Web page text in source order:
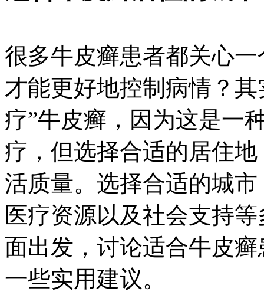
很多牛皮癣患者都关心
才能更好地控制病情？
疗”牛皮癣，因为这是一
疗，但选择合适的居住
活质量。选择合适的城
医疗资源以及社会支持
面出发，讨论适合牛皮
一些实用建议。